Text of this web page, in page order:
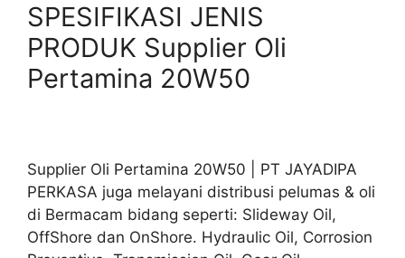
SPESIFIKASI JENIS
PRODUK Supplier Oli
Pertamina 20W50
Supplier Oli Pertamina 20W50 | PT JAYADIPA
PERKASA juga melayani distribusi pelumas & oli
di Bermacam bidang seperti: Slideway Oil,
OffShore dan OnShore. Hydraulic Oil, Corrosion